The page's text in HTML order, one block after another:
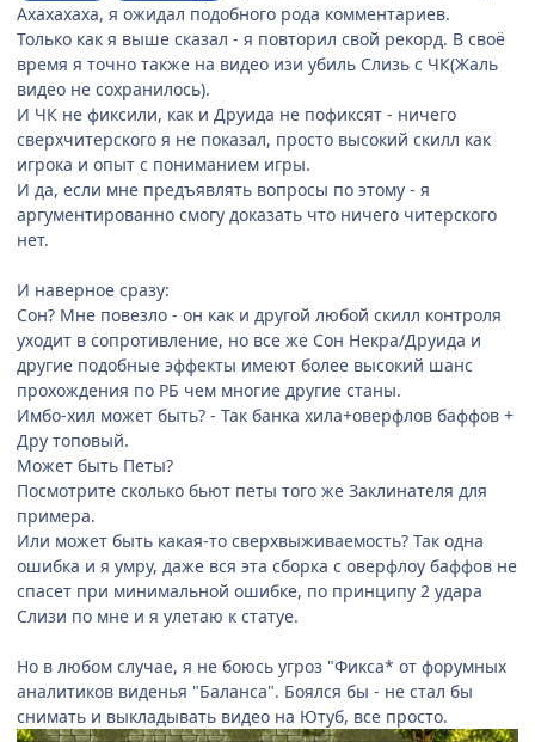
Ахахахаха, я ожидал подобного рода комментариев.
Только как я выше сказал - я повторил свой рекорд. В своё
время я точно также на видео изи убиль Слизь с ЧК(Жаль
видео не сохранилось).
И ЧК не фиксили, как и Друида не пофиксят - ничего
сверхчитерского я не показал, просто высокий скилл как
игрока и опыт с пониманием игры.
И да, если мне предъявлять вопросы по этому - я
аргументированно смогу доказать что ничего читерского
нет.
И наверное сразу:
Сон? Мне повезло - он как и другой любой скилл контроля
уходит в сопротивление, но все же Сон Некра/Друида и
другие подобные эффекты имеют более высокий шанс
прохождения по РБ чем многие другие станы.
Имбо-хил может быть? - Так банка хила+оверфлов баффов +
Дру топовый.
Может быть Петы?
Посмотрите сколько бьют петы того же Заклинателя для
примера.
Или может быть какая-то сверхвыживаемость? Так одна
ошибка и я умру, даже вся эта сборка с оверфлоу баффов не
спасет при минимальной ошибке, по принципу 2 удара
Слизи по мне и я улетаю к статуе.
Но в любом случае, я не боюсь угроз "Фикса* от форумных
аналитиков виденья "Баланса". Боялся бы - не стал бы
снимать и выкладывать видео на Ютуб, все просто.